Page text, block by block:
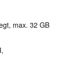
max. 32 GB